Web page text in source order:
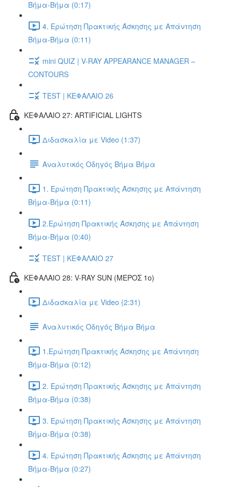
Βήμα-Βήμα (0:17)
4. Ερώτηση Πρακτικής Άσκησης με Απάντηση
Βήμα-Βήμα (0:11)
mini QUIZ | V-RAY APPEARANCE MANAGER –
CONTOURS
TEST | ΚΕΦΑΛΑΙΟ 26
ΚΕΦΑΛΑΙΟ 27: ARTIFICIAL LIGHTS
Διδασκαλία με Video (1:37)
Αναλυτικός Οδηγός Βήμα Βήμα
1. Ερώτηση Πρακτικής Άσκησης με Απάντηση
Βήμα-Βήμα (0:11)
2.Ερώτηση Πρακτικής Άσκησης με Απάντηση
Βήμα-Βήμα (0:40)
TEST | ΚΕΦΑΛΑΙΟ 27
ΚΕΦΑΛΑΙΟ 28: V-RAY SUN (ΜΕΡΟΣ 1o)
Διδασκαλία με Video (2:31)
Αναλυτικός Οδηγός Βήμα Βήμα
1.Ερώτηση Πρακτικής Άσκησης με Απάντηση
Βήμα-Βήμα (0:12)
2. Ερώτηση Πρακτικής Άσκησης με Απάντηση
Βήμα-Βήμα (0:38)
3. Ερώτηση Πρακτικής Άσκησης με Απάντηση
Βήμα-Βήμα (0:38)
4. Ερώτηση Πρακτικής Άσκησης με Απάντηση
Βήμα-Βήμα (0:27)